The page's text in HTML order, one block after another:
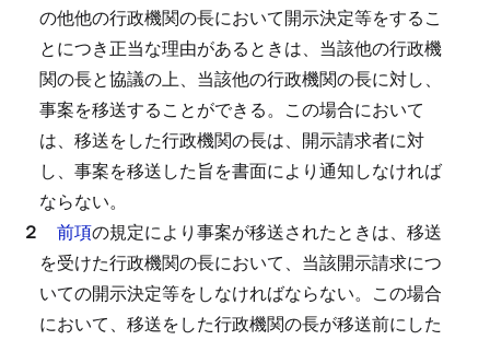
の他他の行政機関の長において開示決定等をするこ
とにつき正当な理由があるときは、当該他の行政機
関の長と協議の上、当該他の行政機関の長に対し、
事案を移送することができる。 この場合において
は、移送をした行政機関の長は、開示請求者に対
し、事案を移送した旨を書面により通知しなければ
ならない。
２ 前項の規定により事案が移送されたときは、移送
を受けた行政機関の長において、当該開示請求につ
いての開示決定等をしなければならない。 この場合
において、移送をした行政機関の長が移送前にした